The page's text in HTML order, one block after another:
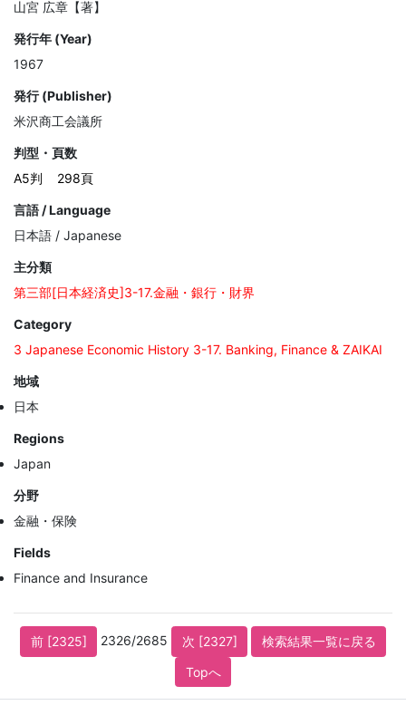
山宮 広章【著】
発行年 (Year)
1967
発行 (Publisher)
米沢商工会議所
判型・頁数
A5判
298頁
言語 / Language
日本語 / Japanese
主分類
第三部[日本経済史]3-17.金融・銀行・財界
Category
3 Japanese Economic History 3-17. Banking, Finance & ZAIKAI
地域
日本
Regions
Japan
分野
金融・保険
Fields
Finance and Insurance
前 [2325] 2326/2685 次 [2327]
検索結果一覧に戻る
Topへ